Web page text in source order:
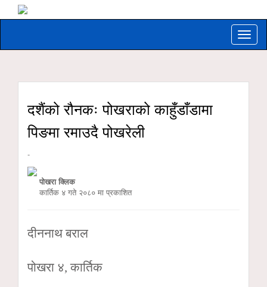
Toggle
दशैंको रौनकः पोखराको काहुँडाँडामा
पिङमा रमाउदै पोखरेली
-
पोखरा क्लिक
कार्तिक ४ गते २०८० मा प्रकाशित
दीननाथ बराल
पोखरा ४, कार्तिक